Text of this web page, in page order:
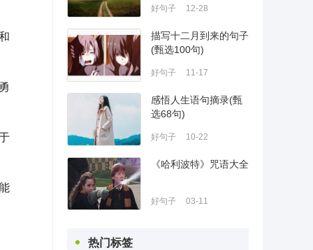
好句子 12-28
描写十二月到来的句子
(甄选100句)
好句子 11-17
感悟人生语句摘录(甄
选68句)
好句子 10-22
《哈利波特》咒语大全
好句子 03-11
热门标签